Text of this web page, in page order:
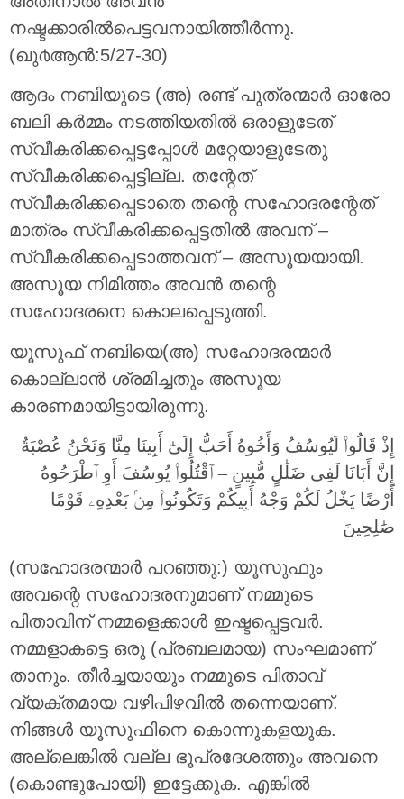
നഷ്ടക്കാരില്‍പെട്ടവനായിത്തീര്‍ന്നു.
(ഖു൪ആന്‍:5/27-30)
ആദം നബിയുടെ (അ) രണ്ട് പുത്രന്മാര്‍ ഓരോ
ബലി കര്‍മ്മം നടത്തിയതില്‍ ഒരാളുടേത്
സ്വീകരിക്കപ്പെട്ടപ്പോള്‍ മറ്റേയാളുടേതു
സ്വീകരിക്കപ്പെട്ടില്ല. തന്റേത്
സ്വീകരിക്കപ്പെടാതെ തന്റെ സഹോദരന്റേത്
മാത്രം സ്വീകരിക്കപ്പെട്ടതില്‍ അവന് –
സ്വീകരിക്കപ്പെടാത്തവന് – അസൂയയായി.
അസൂയ നിമിത്തം അവന്‍ തന്റെ
സഹോദരനെ കൊലപ്പെടുത്തി.
യൂസുഫ് നബിയെ(അ) സഹോദരന്മാര്‍
കൊല്ലാന്‍ ശ്രമിച്ചതും അസൂയ
കാരണമായിട്ടായിരുന്നു.
إِذْ قَالُوا۟ لَيُوسُفُ وَأَخُوهُ أَحَبُّ إِلَىٰٓ أَبِينَا مِنَّا وَنَحْنُ عُصْبَةٌ
إِنَّ أَبَانَا لَفِى ضَلَٰلٍ مُّبِينٍ – ٱقْتُلُوا۟ يُوسُفَ أَوِ ٱطْرَحُوهُ
أَرْضًا يَخْلُ لَكُمْ وَجْهُ أَبِيكُمْ وَتَكُونُوا۟ مِنۢ بَعْدِهِۦ قَوْمًا
صَٰلِحِينَ
(സഹോദരന്മാര്‍ പറഞ്ഞു:) യൂസുഫും
അവന്റെ സഹോദരനുമാണ് നമ്മുടെ
പിതാവിന് നമ്മളെക്കാള്‍ ഇഷ്ടപ്പെട്ടവര്‍.
നമ്മളാകട്ടെ ഒരു (പ്രബലമായ) സംഘമാണ്
താനും. തീര്‍ച്ചയായും നമ്മുടെ പിതാവ്
വ്യക്തമായ വഴിപിഴവില്‍ തന്നെയാണ്‌.
നിങ്ങള്‍ യൂസുഫിനെ കൊന്നുകളയുക.
അല്ലെങ്കില്‍ വല്ല ഭൂപ്രദേശത്തും അവനെ
(കൊണ്ടുപോയി) ഇട്ടേക്കുക. എങ്കില്‍